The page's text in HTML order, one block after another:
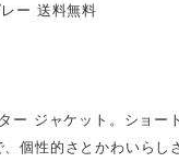
ー 送料無料
ー ジャケット。ショー
個性的さとかわいらし